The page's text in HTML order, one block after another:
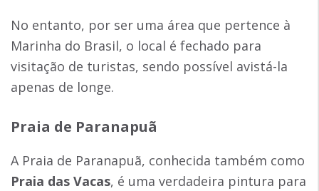
No entanto, por ser uma área que pertence à
Marinha do Brasil, o local é fechado para
visitação de turistas, sendo possível avistá-la
apenas de longe.
Praia de Paranapuã
A Praia de Paranapuã, conhecida também como
Praia das Vacas, é uma verdadeira pintura para